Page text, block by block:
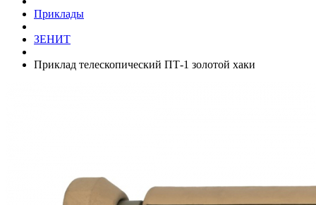
Приклады
ЗЕНИТ
Приклад телескопический ПТ-1 золотой хаки